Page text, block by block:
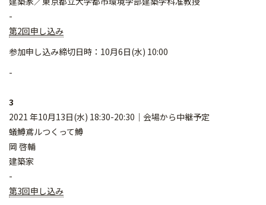
-
第2回申し込み
参加申し込み締切日時：10月6日(水) 10:00
-
3
2021 年10月13日(水) 18:30-20:30｜会場から中継予定
蟻鱒鳶ルつくって鱒
岡 啓輔
建築家
-
第3回申し込み